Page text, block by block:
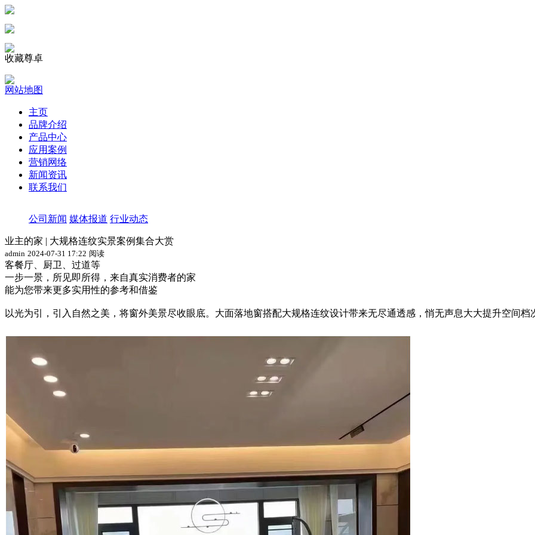
收藏尊卓
网站地图
主页
品牌介绍
产品中心
应用案例
营销网络
新闻资讯
联系我们
公司新闻 媒体报道 行业动态
业主的家 | 大规格连纹实景案例集合大赏
admin 2024-07-31 17:22 阅读
客餐厅、厨卫、过道等
一步一景，所见即所得，来自真实消费者的家
能为您带来更多实用性的参考和借鉴
以光为引，引入自然之美，将窗外美景尽收眼底。大面落地窗搭配大规格连纹设计带来无尽通透感，悄无声息大大提升空间档